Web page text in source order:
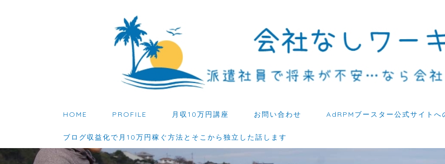
HOME PROFILE 月収10万円講座 お問い合わせ AdRPMブースター公式サイトへ
ブログ収益化で月10万円稼ぐ方法とそこから独立した話します